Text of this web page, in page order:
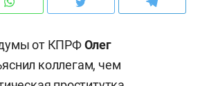
от КПРФОлег
коллегам, чем